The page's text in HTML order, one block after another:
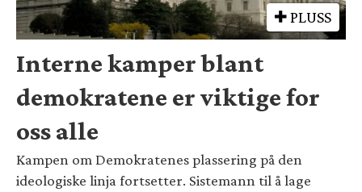
PLUSS
Interne kamper blant
demokratene er viktige for
oss alle
Kampen om Demokratenes plassering på den
ideologiske linja fortsetter. Sistemann til å lage